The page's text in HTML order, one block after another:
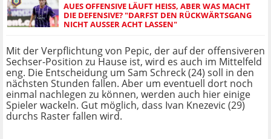
AUES OFFENSIVE LÄUFT HEISS, ABER WAS MACHT D
IE DEFENSIVE? "DARFST DEN RÜCKWÄRTSGANG N
ICHT AUSSER ACHT LASSEN"
Mit der Verpflichtung von Pepic, der auf der offensiveren
Sechser-Position zu Hause ist, wird es auch im Mittelfeld
eng. Die Entscheidung um Sam Schreck (24) soll in den
nächsten Stunden fallen. Aber um eventuell dort noch
einmal nachlegen zu können, werden auch hier einige
Spieler wackeln. Gut möglich, dass Ivan Knezevic (29)
durchs Raster fallen wird.